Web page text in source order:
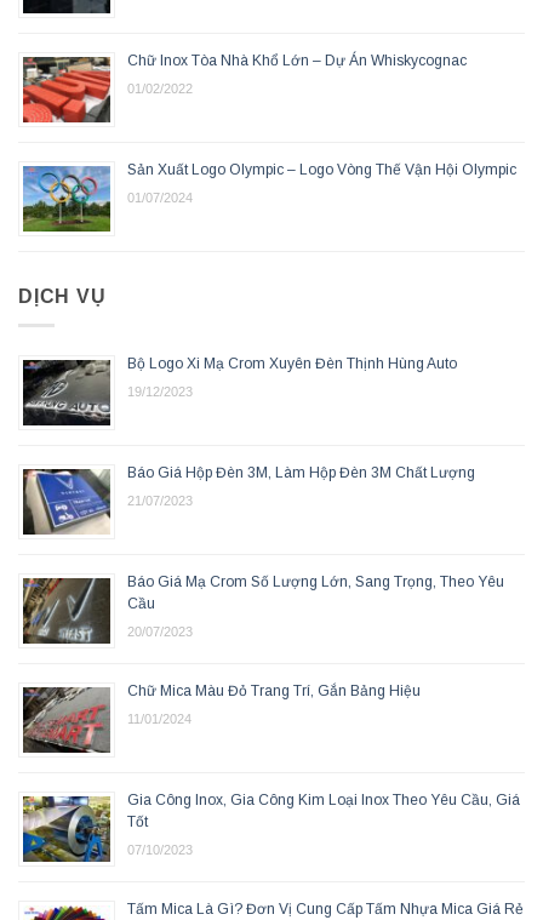
Chữ Inox Tòa Nhà Khổ Lớn – Dự Án Whiskycognac
01/02/2022
Sản Xuất Logo Olympic – Logo Vòng Thế Vận Hội Olympic
01/07/2024
DỊCH VỤ
Bộ Logo Xi Mạ Crom Xuyên Đèn Thịnh Hùng Auto
19/12/2023
Báo Giá Hộp Đèn 3M, Làm Hộp Đèn 3M Chất Lượng
21/07/2023
Báo Giá Mạ Crom Số Lượng Lớn, Sang Trọng, Theo Yêu
Cầu
20/07/2023
Chữ Mica Màu Đỏ Trang Trí, Gắn Bảng Hiệu
11/01/2024
Gia Công Inox, Gia Công Kim Loại Inox Theo Yêu Cầu, Giá
Tốt
07/10/2023
Tấm Mica Là Gì? Đơn Vị Cung Cấp Tấm Nhựa Mica Giá Rẻ